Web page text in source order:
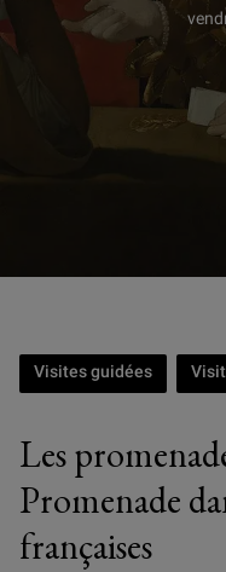
Les
Promenade
françaises
Visites guidées